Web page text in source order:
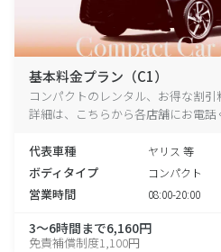
基本料金プラン（C1）
コンパクトのレンタル、お得な割
詳細は、こちらから各店舗にお電話
代表車種 ヤリス 等
ボディタイプ コンパクト
営業時間 08:00-20:00
3～6時間まで6,160円
免責補償制度1,100円